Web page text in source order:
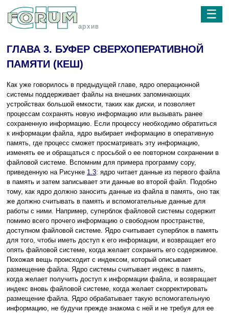
архив
☰
ГЛАВА 3. БУФЕР СВЕРХОПЕРАТИВНОЙ
ПАМЯТИ (КЕШ)
Как уже говорилось в предыдущей главе, ядро операционной
системы поддерживает файлы на внешних запоминающих
устройствах большой емкости, таких как диски, и позволяет
процессам сохранять новую информацию или вызывать ранее
сохраненную информацию. Если процессу необходимо обратиться
к информации файла, ядро выбирает информацию в оперативную
память, где процесс сможет просматривать эту информацию,
изменять ее и обращаться с просьбой о ее повторном сохранении в
файловой системе. Вспомним для примера программу copy,
приведенную на Рисунке 1.3: ядро читает данные из первого файла
в память и затем записывает эти данные во второй файл. Подобно
тому, как ядро должно заносить данные из файла в память, оно так
же должно считывать в память и вспомогательные данные для
работы с ними. Например, суперблок файловой системы содержит
помимо всего прочего информацию о свободном пространстве,
доступном файловой системе. Ядро считывает суперблок в память
для того, чтобы иметь доступ к его информации, и возвращает его
опять файловой системе, когда желает сохранить его содержимое.
Похожая вещь происходит с индексом, который описывает
размещение файла. Ядро системы считывает индекс в память,
когда желает получить доступ к информации файла, и возвращает
индекс вновь файловой системе, когда желает скорректировать
размещение файла. Ядро обрабатывает такую вспомогательную
информацию, не будучи прежде знакома с ней и не требуя для ее